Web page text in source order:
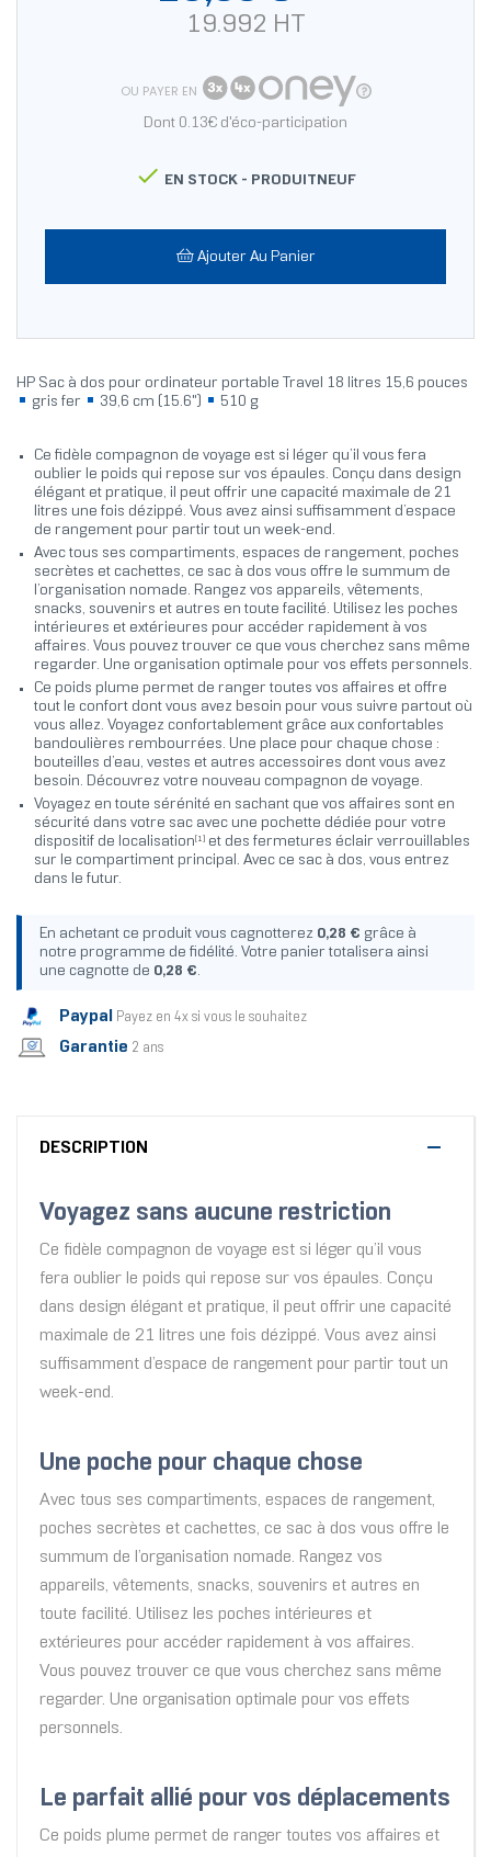
19.992 HT
OU PAYER EN
Dont 0.13€ d'éco-participation
 EN STOCK - PRODUITNEUF
Ajouter Au Panier
HP Sac à dos pour ordinateur portable Travel 18 litres 15,6 pouces
gris fer
39,6 cm (15.6") 510 g
Ce fidèle compagnon de voyage est si léger qu’il vous fera
oublier le poids qui repose sur vos épaules. Conçu dans design
élégant et pratique, il peut offrir une capacité maximale de 21
litres une fois dézippé. Vous avez ainsi suffisamment d’espace
de rangement pour partir tout un week-end.
Avec tous ses compartiments, espaces de rangement, poches
secrètes et cachettes, ce sac à dos vous offre le summum de
l’organisation nomade. Rangez vos appareils, vêtements,
snacks, souvenirs et autres en toute facilité. Utilisez les poches
intérieures et extérieures pour accéder rapidement à vos
affaires. Vous pouvez trouver ce que vous cherchez sans même
regarder. Une organisation optimale pour vos effets personnels.
Ce poids plume permet de ranger toutes vos affaires et offre
tout le confort dont vous avez besoin pour vous suivre partout où
vous allez. Voyagez confortablement grâce aux confortables
bandoulières rembourrées. Une place pour chaque chose :
bouteilles d’eau, vestes et autres accessoires dont vous avez
besoin. Découvrez votre nouveau compagnon de voyage.
Voyagez en toute sérénité en sachant que vos affaires sont en
sécurité dans votre sac avec une pochette dédiée pour votre
dispositif de localisation [1]
et des fermetures éclair verrouillables
sur le compartiment principal. Avec ce sac à dos, vous entrez
dans le futur.
En achetant ce produit vous cagnotterez 0,28 € grâce à
notre programme de fidélité. Votre panier totalisera ainsi
une cagnotte de 0,28 €.
Paypal Payez en 4x si vous le souhaitez
Garantie 2 ans
DESCRIPTION
Voyagez sans aucune restriction
Ce fidèle compagnon de voyage est si léger qu’il vous
fera oublier le poids qui repose sur vos épaules. Conçu
dans design élégant et pratique, il peut offrir une capacité
maximale de 21 litres une fois dézippé. Vous avez ainsi
suffisamment d’espace de rangement pour partir tout un
week-end.
Une poche pour chaque chose
Avec tous ses compartiments, espaces de rangement,
poches secrètes et cachettes, ce sac à dos vous offre le
summum de l’organisation nomade. Rangez vos
appareils, vêtements, snacks, souvenirs et autres en
toute facilité. Utilisez les poches intérieures et
extérieures pour accéder rapidement à vos affaires.
Vous pouvez trouver ce que vous cherchez sans même
regarder. Une organisation optimale pour vos effets
personnels.
Le parfait allié pour vos déplacements
Ce poids plume permet de ranger toutes vos affaires et